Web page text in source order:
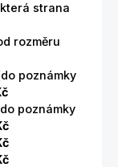
strana
rozměru
poznámky
poznámky